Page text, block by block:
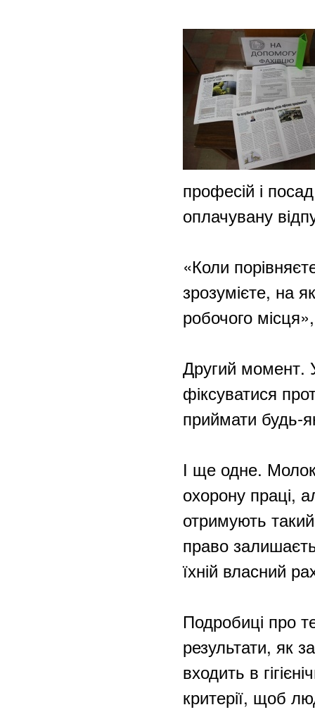
професій і
оплачувану
«Коли
зрозумієте, на
робочого
Другий момент.
фіксуватися
приймати будь-
І ще одне.
охорону праці,
отримують
право
їхній власний
Подробиці про
результати, як
входить в
критерії, щоб